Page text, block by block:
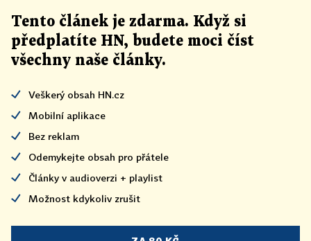
Tento článek je zdarma. Když si
předplatíte HN, budete moci číst
všechny naše články.
Veškerý obsah HN.cz
Mobilní aplikace
Bez reklam
Odemykejte obsah pro přátele
Články v audioverzi + playlist
Možnost kdykoliv zrušit